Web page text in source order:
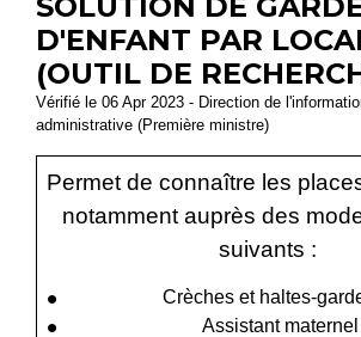
SOLUTION DE
D'ENFANT PAR
(OUTIL DE
Vérifié le 06 Apr 2023 - Direction de
administrative (Première ministre)
Permet de connaître les
notamment auprès des
suivants :
Crèches et haltes-
Assistant maternel